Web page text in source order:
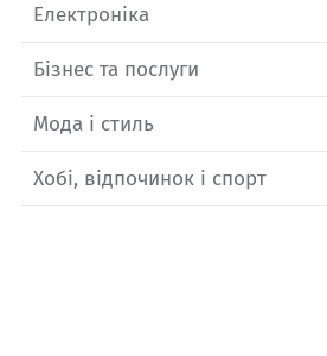
Електроніка
Бізнес та послуги
Мода і стиль
Хобі, відпочинок і спорт